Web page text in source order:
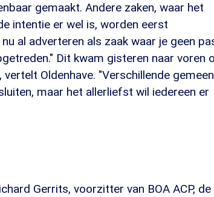
gemaakt. Andere zaken, waar het
intentie er wel is, worden eerst
al adverteren als zaak waar je geen
Dit kwam gisteren naar voren
Oldenhave. "Verschillende
maar het allerliefst wil iedereen er
Gerrits, voorzitter van BOA ACP, de